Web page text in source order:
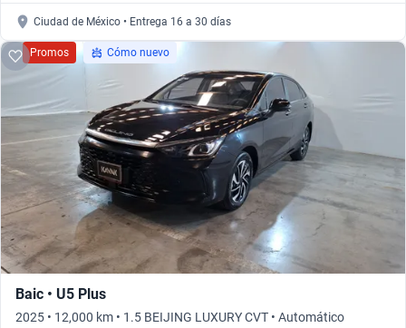
Ciudad de México • Entrega 16 a 30 días
Promos Cómo nuevo
Baic • U5 Plus
2025 • 12,000 km • 1.5 BEIJING LUXURY CVT • Automático